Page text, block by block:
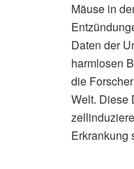
Mäuse in
Daten der
harmlosen
die
Welt. Diese
Erkrankung